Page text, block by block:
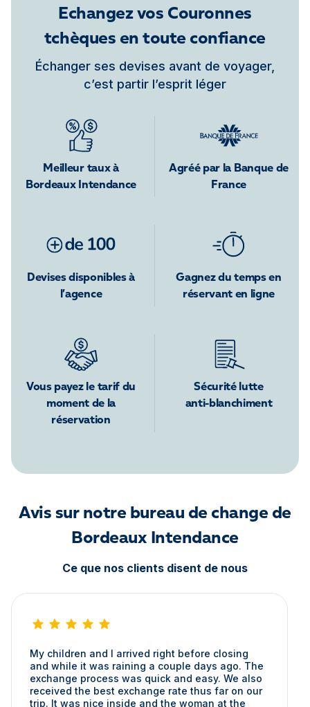
Echangez vos Couronnes
tchèques en toute confiance
Échanger ses devises avant de voyager,
c’est partir l’esprit léger
Meilleur taux à
Bordeaux Intendance
Agréé par la Banque de
France
Devises disponibles à
l’agence
Gagnez du temps en
réservant en ligne
Vous payez le tarif du
moment de la
réservation
Sécurité lutte
anti-blanchiment
Avis sur notre bureau de change de
Bordeaux Intendance
Ce que nos clients disent de nous
My children and I arrived right before closing
and while it was raining a couple days ago. The
exchange process was quick and easy. We also
received the best exchange rate thus far on our
trip. It was nice inside and the woman at the